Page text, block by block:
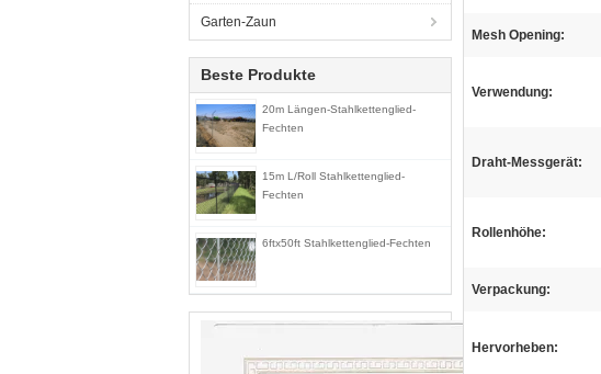
Garten-Zaun
Beste Produkte
20m Längen-Stahlkettenglied-
Fechten
15m L/Roll Stahlkettenglied-
Fechten
6ftx50ft Stahlkettenglied-Fechten
Mesh Opening:
Verwendung:
Draht-Messgerät:
Rollenhöhe:
Verpackung:
Hervorheben: